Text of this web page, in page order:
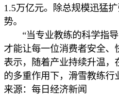
1.5万亿元。除总规模迅猛
势。
“当专业教练的科学指导
才能让每一位消费者安全、
表示，随着产业持续升温
的多重作用下，滑雪教练行
来源：每日经济新闻